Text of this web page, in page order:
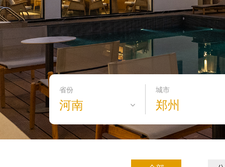
省份
河南
城市
郑州